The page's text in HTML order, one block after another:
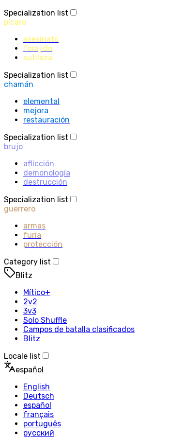
Specialization list
pícaro
asesinato
forajido
sutileza
Specialization list
chamán
elemental
mejora
restauración
Specialization list
brujo
aflicción
demonología
destrucción
Specialization list
guerrero
armas
furia
protección
Category list
Blitz
Mítico+
2v2
3v3
Solo Shuffle
Campos de batalla clasificados
Blitz
Locale list
español
English
Deutsch
español
français
português
русский